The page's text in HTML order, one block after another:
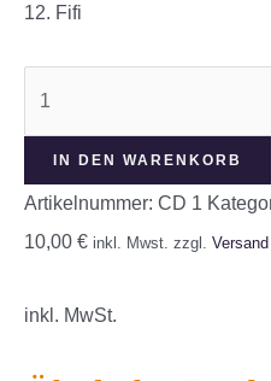
12. Fifi
Jenes
Menge
IN DEN WARENKORB
Artikelnummer: CD 1
10,00 € inkl. Mwst. zzgl. Versand
inkl. MwSt.